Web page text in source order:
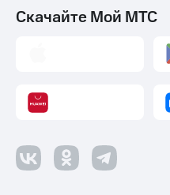
Скачайте Мой МТС